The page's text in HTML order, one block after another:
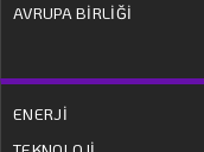
AVRUPA BİRLİĞİ
ENERJİ